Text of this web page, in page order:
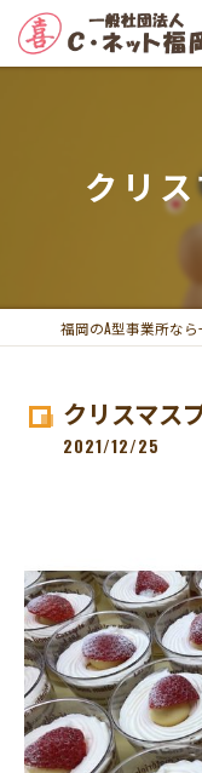
クリ
クリスマス
2021/12/25